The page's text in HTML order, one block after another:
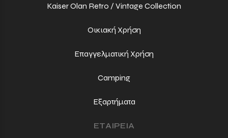
Kaiser Olan Retro / Vintage Collection
Οικιακή Χρήση
Επαγγελματική Χρήση
Camping
Εξαρτήματα
ΕΤΑΙΡΕΙΑ